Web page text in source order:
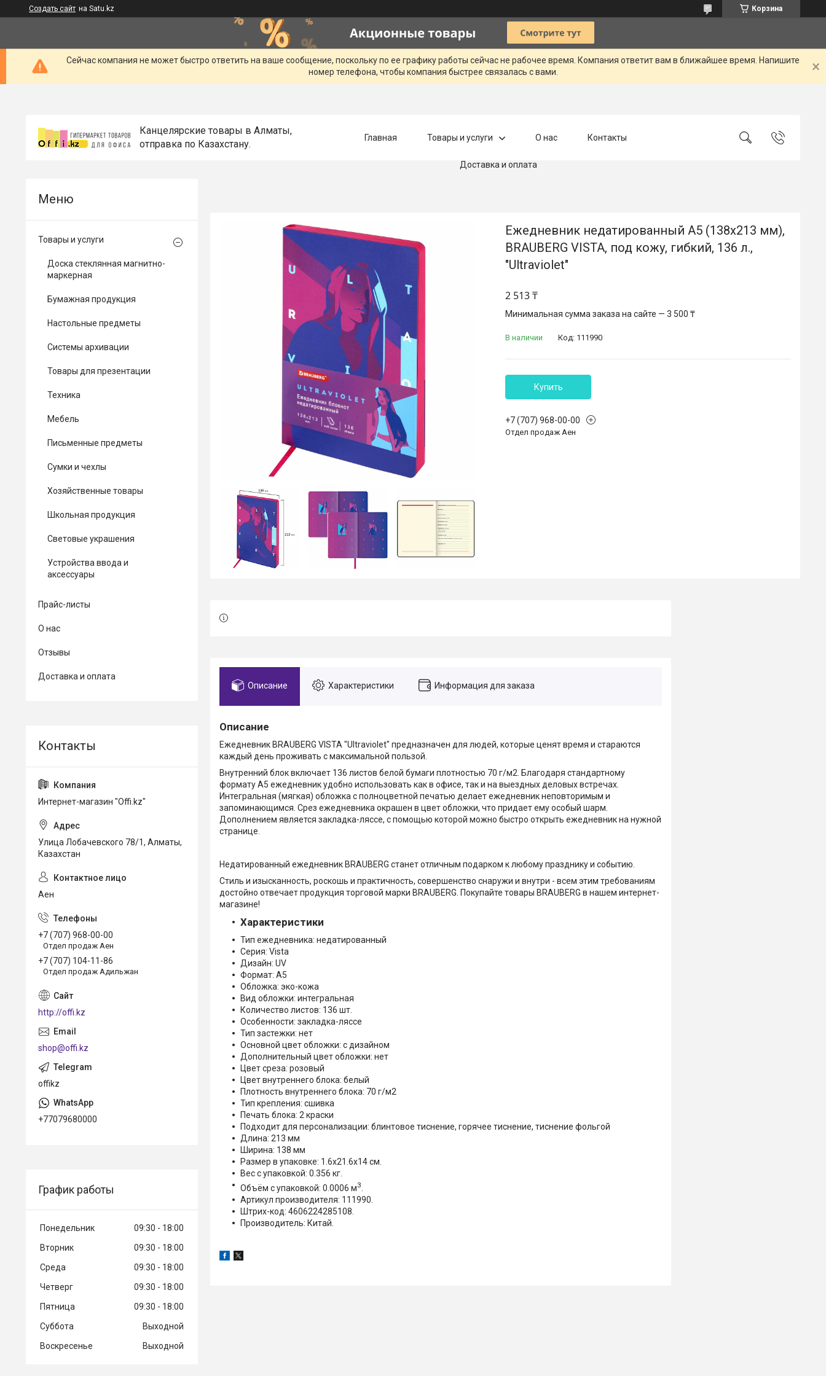
Создать сайт на Satu.kz Корзина
Сейчас компания не может быстро ответить на ваше сообщение, поскольку по ее графику работы сейчас не рабочее время. Компания ответит вам в ближайшее время. Напишите
номер телефона, чтобы компания быстрее связалась с вами.
Канцелярские товары в Алматы,
отправка по Казахстану.
Главная Товары и услуги О нас Контакты
Доставка и оплата
Ежедневник недатированный А5 (138х213 мм),
BRAUBERG VISTA, под кожу, гибкий, 136 л.,
"Ultraviolet"
2 513 ₸
Минимальная сумма заказа на сайте — 3 500 ₸
В наличии Код: 111990
Купить
+7 (707) 968-00-00
Отдел продаж Аен
Описание Характеристики Информация для заказа
Описание
Ежедневник BRAUBERG VISTA "Ultraviolet" предназначен для людей, которые ценят время и стараются
каждый день проживать с максимальной пользой.
Внутренний блок включает 136 листов белой бумаги плотностью 70 г/м2. Благодаря стандартному
формату А5 ежедневник удобно использовать как в офисе, так и на выездных деловых встречах.
Интегральная (мягкая) обложка с полноцветной печатью делает ежедневник неповторимым и
запоминающимся. Срез ежедневника окрашен в цвет обложки, что придает ему особый шарм.
Дополнением является закладка-ляссе, с помощью которой можно быстро открыть ежедневник на нужной
странице.
Недатированный ежедневник BRAUBERG станет отличным подарком к любому празднику и событию.
Стиль и изысканность, роскошь и практичность, совершенство снаружи и внутри - всем этим требованиям
достойно отвечает продукция торговой марки BRAUBERG. Покупайте товары BRAUBERG в нашем интернет-
магазине!
Характеристики
Тип ежедневника: недатированный
Серия: Vista
Дизайн: UV
Формат: А5
Обложка: эко-кожа
Вид обложки: интегральная
Количество листов: 136 шт.
Особенности: закладка-ляссе
Тип застежки: нет
Основной цвет обложки: с дизайном
Дополнительный цвет обложки: нет
Цвет среза: розовый
Цвет внутреннего блока: белый
Плотность внутреннего блока: 70 г/м2
Тип крепления: сшивка
Печать блока: 2 краски
Подходит для персонализации: блинтовое тиснение, горячее тиснение, тиснение фольгой
Длина: 213 мм
Ширина: 138 мм
Размер в упаковке: 1.6x21.6x14 см.
Вес с упаковкой: 0.356 кг.
Объём с упаковкой: 0.0006 м3
Артикул производителя: 111990.
Штрих-код: 4606224285108.
Производитель: Китай.
Товары и услуги
Доска стеклянная магнитно-
маркерная
Бумажная продукция
Настольные предметы
Системы архивации
Товары для презентации
Техника
Мебель
Письменные предметы
Сумки и чехлы
Хозяйственные товары
Школьная продукция
Световые украшения
Устройства ввода и
аксессуары
Прайс-листы
О нас
Отзывы
Доставка и оплата
Интернет-магазин "Offi.kz"
Улица Лобачевского 78/1, Алматы,
Казахстан
Аен
+7 (707) 968-00-00
Отдел продаж Аен
+7 (707) 104-11-86
Отдел продаж Адильжан
http://offi.kz
shop@offi.kz
offikz
+77079680000
График работы
Понедельник 09:30
18:00
Вторник
09:30
18:00
Среда
09:30
18:00
Четверг
09:30
18:00
Пятница
09:30
18:00
Суббота
Выходной
Воскресенье
Выходной